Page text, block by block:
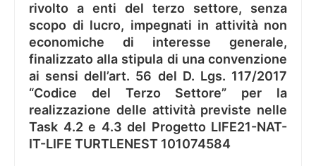
rivolto a enti del terzo settore, senza
scopo di lucro, impegnati in attività non
economiche di interesse generale,
finalizzato alla stipula di una convenzione
ai sensi dell’art. 56 del D. Lgs. 117/2017
“Codice del Terzo Settore” per la
realizzazione delle attività previste nelle
Task 4.2 e 4.3 del Progetto LIFE21-NAT-
IT-LIFE TURTLENEST 101074584